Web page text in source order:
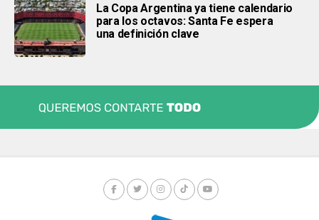
La Copa Argentina ya tiene calendario
para los octavos: Santa Fe espera
una definición clave